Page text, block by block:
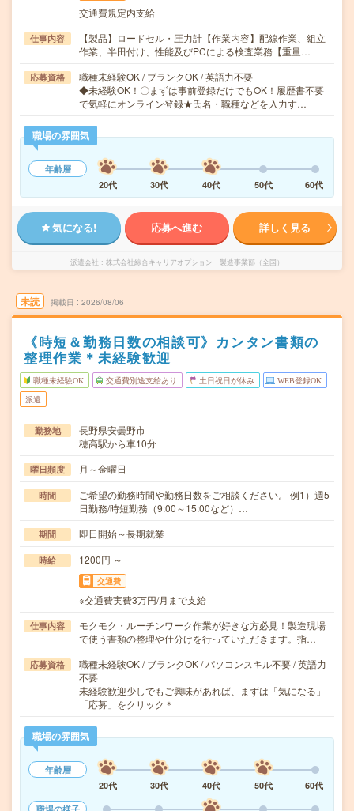
交通費規定内支給
仕事内容
【製品】ロードセル・圧力計【作業内容】配線作業、組立
作業、半田付け、性能及びPCによる検査業務【重量…
応募資格
職種未経験OK / ブランクOK / 英語力不要
◆未経験OK！〇まずは事前登録だけでもOK！履歴書不要
で気軽にオンライン登録★氏名・職種などを入力す…
職場の雰囲気
年齢層
20代
30代 40代 50代 60代
気になる! 応募へ進む 詳しく見る
派遣会社 株式会社綜合キャリアオプション 製造事業部（全国）
未読 掲載日 2026/08/06
《時短＆勤務日数の相談可》カンタン書類の
整理作業＊未経験歓迎
職種未経験OK 交通費別途支給あり 土日祝日が休み WEB登録OK
派遣
勤務地
長野県安曇野市
穂高駅から車10分
曜日頻度 月～金曜日
時間
ご希望の勤務時間や勤務日数をご相談ください。 例1）週5
日勤務/時短勤務（9:00～15:00など）…
期間 即日開始～長期就業
時給 1200円 ～
交通費
※交通費実費3万円/月まで支給
仕事内容
モクモク・ルーチンワーク作業が好きな方必見！製造現場
で使う書類の整理や仕分けを行っていただきます。指…
応募資格
職種未経験OK / ブランクOK / パソコンスキル不要 / 英語力
不要
未経験歓迎少しでもご興味があれば、まずは「気になる」
「応募」をクリック＊
職場の雰囲気
年齢層
20代
30代 40代 50代
60代